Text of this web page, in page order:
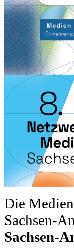
Die
Sachsen-
Sachsen-